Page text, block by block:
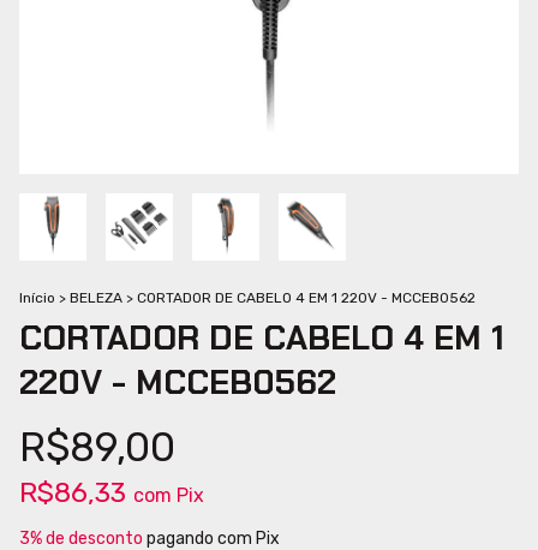
Início > BELEZA > CORTADOR DE CABELO 4 EM 1 220V - MCCEB0562
CORTADOR DE CABELO 4 EM 1
220V - MCCEB0562
R$89,00
R$86,33 com Pix
3% de desconto pagando com Pix